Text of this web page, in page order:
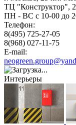
ТЦ "Конструктор",
ПН - ВС с 10-00 до
Телефон:
8(495) 725-27-05
8(968) 027-11-75
E-mail:
Интерьеры